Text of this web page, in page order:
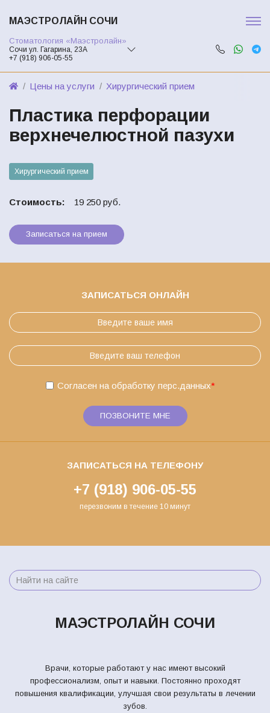
МАЭСТРОЛАЙН СОЧИ
Стоматология «Маэстролайн»
Сочи ул. Гагарина, 23А
+7 (918) 906-05-55
Цены на услуги Хирургический прием
Пластика перфорации
верхнечелюстной пазухи
Хирургический прием
Стоимость: 19 250 руб.
Записаться на прием
ЗАПИСАТЬСЯ ОНЛАЙН
Согласен на обработку перс.данных*
ПОЗВОНИТЕ МНЕ
ЗАПИСАТЬСЯ НА ТЕЛЕФОНУ
+7 (918) 906-05-55
перезвоним в течение 10 минут
МАЭСТРОЛАЙН СОЧИ
Врачи, которые работают у нас имеют высокий
профессионализм, опыт и навыки. Постоянно проходят
повышения квалификации, улучшая свои результаты в лечении
зубов.